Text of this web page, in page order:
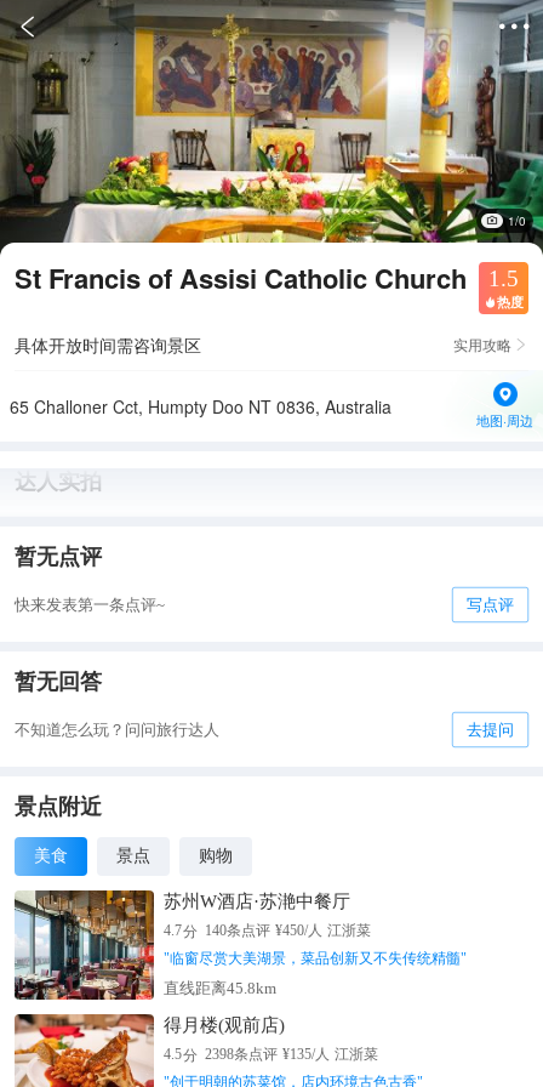
 
1/0
St Francis of Assisi Catholic Church 1.5
 热度
具体开放时间需咨询景区 实用攻略 
65 Challoner Cct, Humpty Doo NT 0836, Australia
地图·周边
达人实拍
暂无点评
快来发表第一条点评~ 写点评
暂无回答
不知道怎么玩？问问旅行达人 去提问
景点附近
美食 景点 购物
苏州W酒店·苏滟中餐厅
4.7分 140条点评 ¥450/人 江浙菜
"临窗尽赏大美湖景，菜品创新又不失传统精髓"
直线距离45.8km
得月楼(观前店)
4.5分 2398条点评 ¥135/人 江浙菜
"创于明朝的苏菜馆，店内环境古色古香"